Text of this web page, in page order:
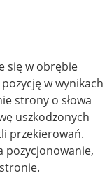
się w obrębie
w wynikach
strony o słowa
uszkodzonych
przekierowań.
pozycjonowanie,